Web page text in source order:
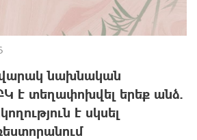
վարակ նախնական
է տեղափոխվել երեք անձ.
է սկսել